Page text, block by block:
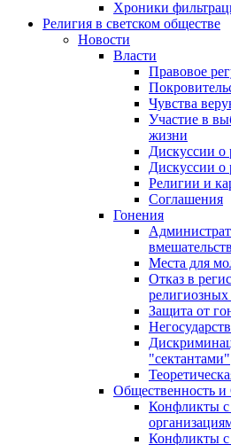
Хроники
Религия в светском обществе
Новости
Власти
Правовое
Чувства
Участие в
жизни
Дискуссии о
Дискуссии о
Религии и
Соглашения
Гонения
Места для
Отказ в
Защита от
"сектантами"
Общественность
Конфликты с
Конфликты с